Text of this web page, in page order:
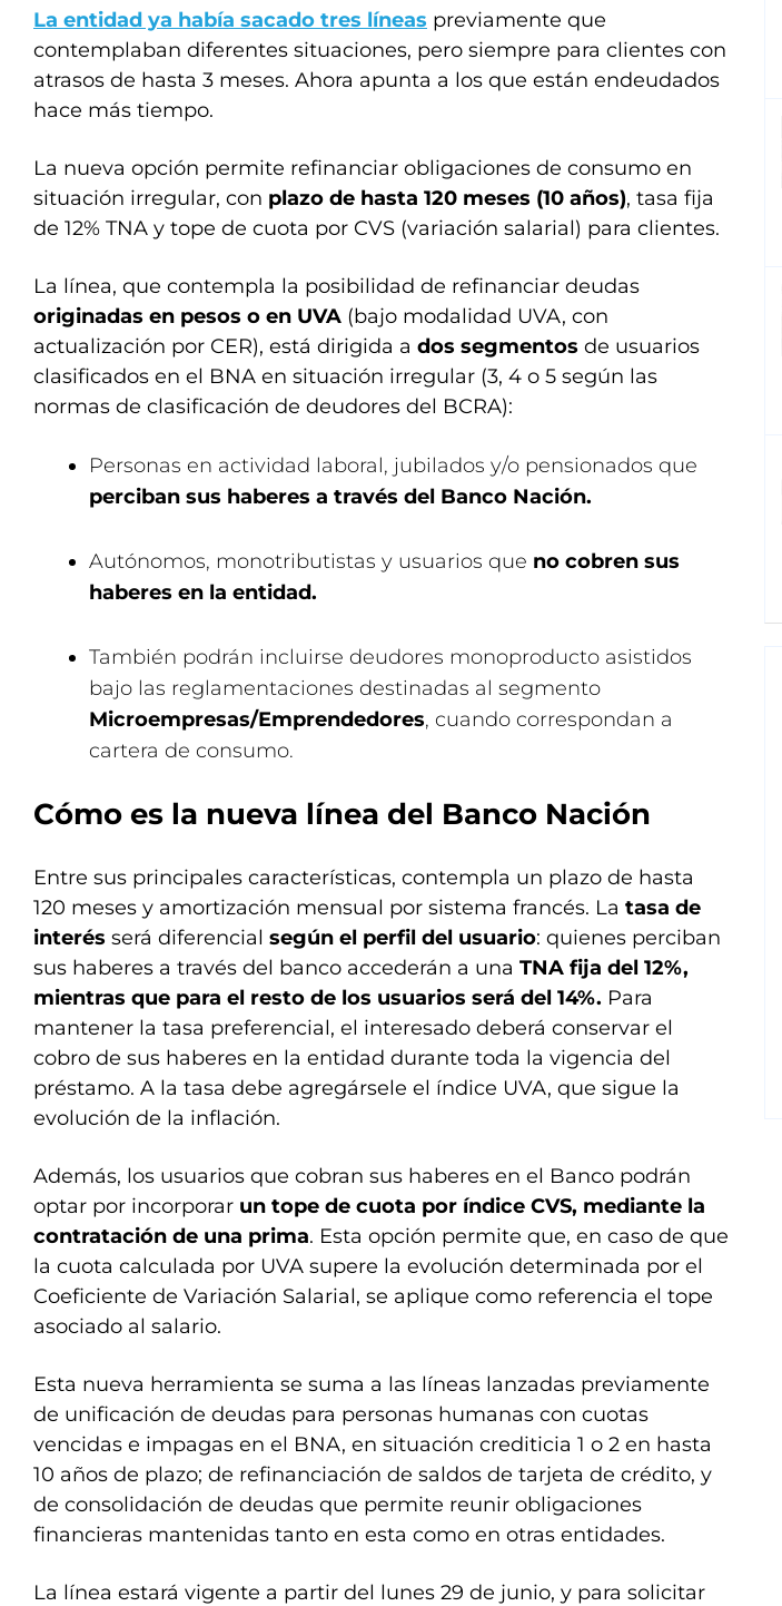
La entidad ya había sacado tres líneas previamente que
contemplaban diferentes situaciones, pero siempre para clientes con
atrasos de hasta 3 meses. Ahora apunta a los que están endeudados
hace más tiempo.
La nueva opción permite refinanciar obligaciones de consumo en
situación irregular, con plazo de hasta 120 meses (10 años), tasa fija
de 12% TNA y tope de cuota por CVS (variación salarial) para clientes.
La línea, que contempla la posibilidad de refinanciar deudas
originadas en pesos o en UVA (bajo modalidad UVA, con
actualización por CER), está dirigida a dos segmentos de usuarios
clasificados en el BNA en situación irregular (3, 4 o 5 según las
normas de clasificación de deudores del BCRA):
Personas en actividad laboral, jubilados y/o pensionados que
perciban sus haberes a través del Banco Nación.
Autónomos, monotributistas y usuarios que no cobren sus
haberes en la entidad.
También podrán incluirse deudores monoproducto asistidos
bajo las reglamentaciones destinadas al segmento
Microempresas/Emprendedores, cuando correspondan a
cartera de consumo.
Cómo es la nueva línea del Banco Nación
Entre sus principales características, contempla un plazo de hasta
120 meses y amortización mensual por sistema francés. La tasa de
interés será diferencial según el perfil del usuario: quienes perciban
sus haberes a través del banco accederán a una TNA fija del 12%,
mientras que para el resto de los usuarios será del 14%. Para
mantener la tasa preferencial, el interesado deberá conservar el
cobro de sus haberes en la entidad durante toda la vigencia del
préstamo. A la tasa debe agregársele el índice UVA, que sigue la
evolución de la inflación.
Además, los usuarios que cobran sus haberes en el Banco podrán
optar por incorporar un tope de cuota por índice CVS, mediante la
contratación de una prima. Esta opción permite que, en caso de que
la cuota calculada por UVA supere la evolución determinada por el
Coeficiente de Variación Salarial, se aplique como referencia el tope
asociado al salario.
Esta nueva herramienta se suma a las líneas lanzadas previamente
de unificación de deudas para personas humanas con cuotas
vencidas e impagas en el BNA, en situación crediticia 1 o 2 en hasta
10 años de plazo; de refinanciación de saldos de tarjeta de crédito, y
de consolidación de deudas que permite reunir obligaciones
financieras mantenidas tanto en esta como en otras entidades.
La línea estará vigente a partir del lunes 29 de junio, y para solicitar